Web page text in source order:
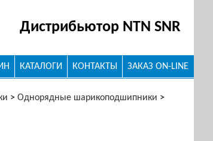
Дистрибьютор NTN SNR
КАТАЛОГИ КОНТАКТЫ ЗАКАЗ ON-LINE
> Однорядные шарикоподшипники >